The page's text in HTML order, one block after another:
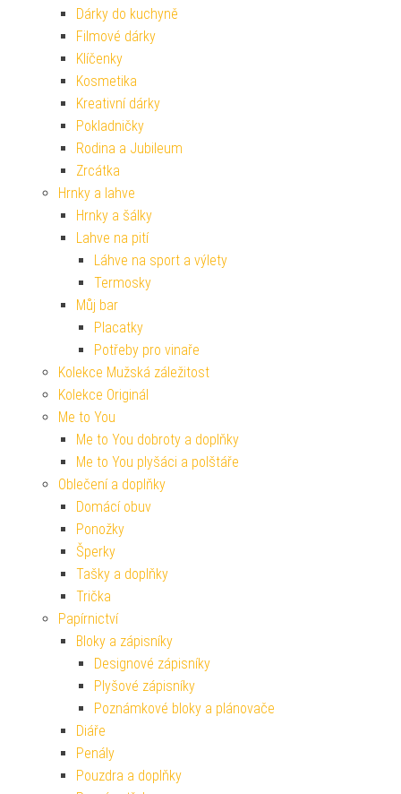
Dárky do kuchyně
Filmové dárky
Klíčenky
Kosmetika
Kreativní dárky
Pokladničky
Rodina a Jubileum
Zrcátka
Hrnky a lahve
Hrnky a šálky
Lahve na pití
Láhve na sport a výlety
Termosky
Můj bar
Placatky
Potřeby pro vinaře
Kolekce Mužská záležitost
Kolekce Originál
Me to You
Me to You dobroty a doplňky
Me to You plyšáci a polštáře
Oblečení a doplňky
Domácí obuv
Ponožky
Šperky
Tašky a doplňky
Trička
Papírnictví
Bloky a zápisníky
Designové zápisníky
Plyšové zápisníky
Poznámkové bloky a plánovače
Diáře
Penály
Pouzdra a doplňky